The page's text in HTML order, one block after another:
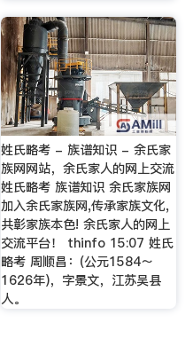
姓氏略考 - 族谱知识 - 余氏家
族网网站，余氏家人的网上交流
姓氏略考 族谱知识 余氏家族网
加入余氏家族网,传承家族文化,
共彰家族本色! 余氏家人的网上
交流平台！ thinfo 15:07 姓氏
略考 周顺昌：(公元1584～
1626年)，字景文，江苏吴县
人。